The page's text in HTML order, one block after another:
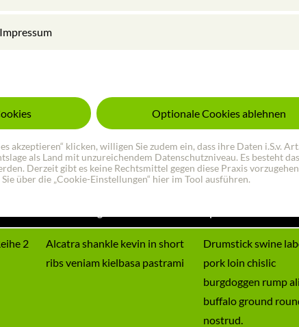
aliqua buffalo ground round nostrud.
im RTE
2
Alcatra shankle kevin in short
ribs veniam kielbasa pastrami
Drumstick swine
pork loin chislic
burgdoggen rump
buffalo ground
nostrud.
Impressum
Optionale Cookies ablehnen
klicken, willigen Sie zudem ein, dass ihre Daten i.S.v.
als Land mit unzureichendem Datenschutzniveau. Es besteht
Derzeit gibt es keine Rechtsmittel gegen diese Praxis
über die „Cookie-Einstellungen“ hier im Tool ausführen.